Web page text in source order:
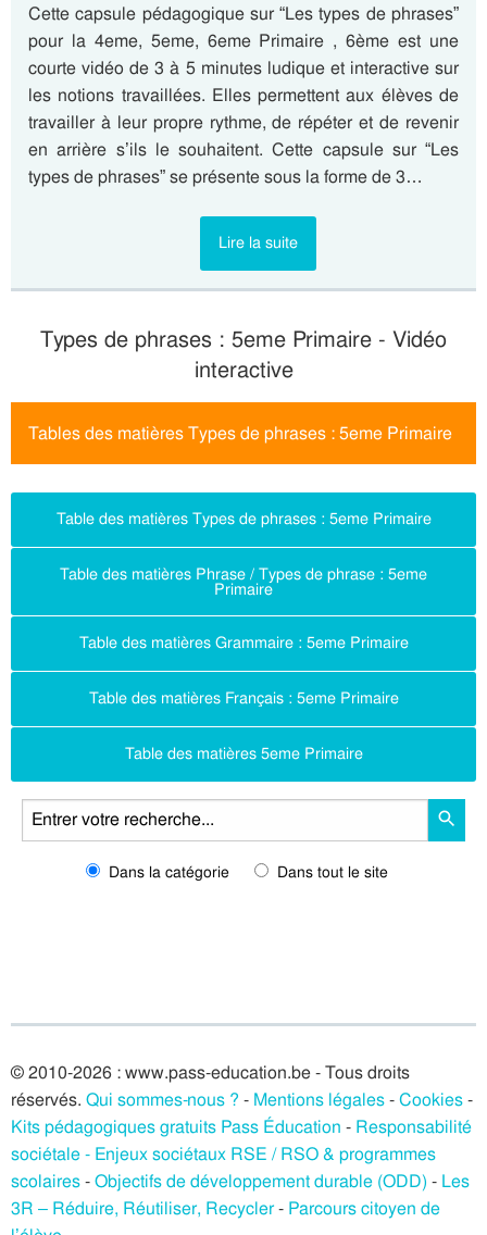
Cette capsule pédagogique sur “Les types de phrases”
pour la 4eme, 5eme, 6eme Primaire , 6ème est une
courte vidéo de 3 à 5 minutes ludique et interactive sur
les notions travaillées. Elles permettent aux élèves de
travailler à leur propre rythme, de répéter et de revenir
en arrière s’ils le souhaitent. Cette capsule sur “Les
types de phrases” se présente sous la forme de 3…
Lire la suite
Types de phrases : 5eme Primaire - Vidéo
interactive
Tables des matières Types de phrases : 5eme Primaire
Table des matières Types de phrases : 5eme Primaire
Table des matières Phrase / Types de phrase : 5eme
Primaire
Table des matières Grammaire : 5eme Primaire
Table des matières Français : 5eme Primaire
Table des matières 5eme Primaire
Dans la catégorie Dans tout le site
© 2010-2026 : www.pass-education.be - Tous droits
réservés. Qui sommes-nous ? - Mentions légales-Cookies-
Kits pédagogiques gratuits Pass Éducation - Responsabilité
sociétale - Enjeux sociétaux RSE / RSO & programmes
scolaires-Objectifs de développement durable (ODD) - Les
3R – Réduire, Réutiliser, Recycler- Parcours citoyen de